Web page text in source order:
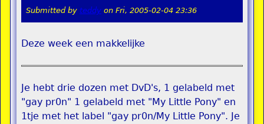
Submitted by teddy on Fri, 2005-02-04 23:36
Deze week een makkelijke
Je hebt drie dozen met DvD's, 1 gelabeld met
"gay pr0n" 1 gelabeld met "My Little Pony" en
1tje met het label "gay pr0n/My Little Pony". Je